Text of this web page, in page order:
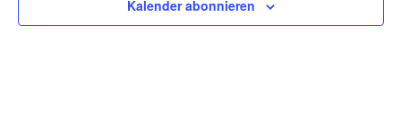
Kalender abonnieren